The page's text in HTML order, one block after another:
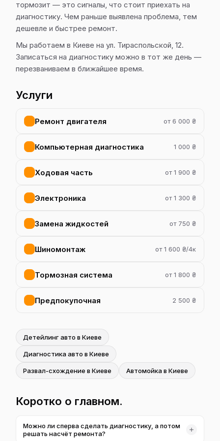
тормозит — это сигналы, что стоит приехать на
диагностику. Чем раньше выявлена проблема, тем
дешевле и быстрее ремонт.
Мы работаем в Киеве на ул. Тираспольской, 12.
Записаться на диагностику можно в тот же день —
перезваниваем в ближайшее время.
Услуги
Ремонт двигателя от 6 000 ₴
Компьютерная диагностика 1 000 ₴
Ходовая часть от 1 900 ₴
Электроника от 1 300 ₴
Замена жидкостей от 750 ₴
Шиномонтаж от 1 600 ₴/4к
Тормозная система от 1 800 ₴
Предпокупочная 2 500 ₴
Детейлинг авто в Киеве
Диагностика авто в Киеве
Развал-схождение в Киеве Автомойка в Киеве
Коротко о главном.
Можно ли сперва сделать диагностику, а потом
решать насчёт ремонта?